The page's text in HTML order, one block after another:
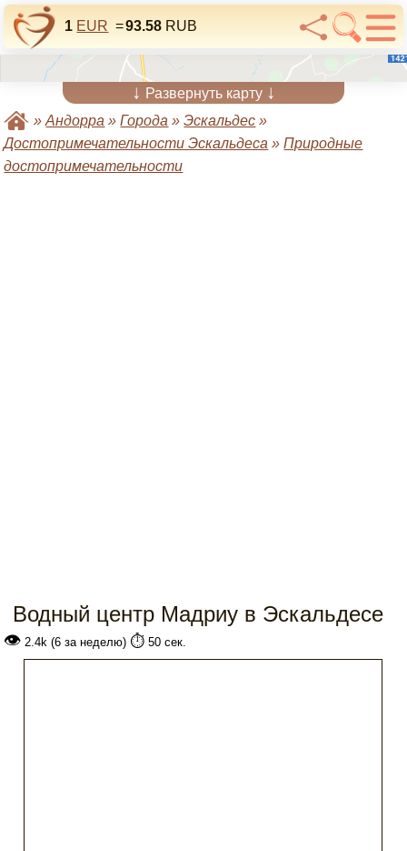
1 EUR =93.58 RUB
↓ Развернуть карту ↓
»Андорра »Города »Эскальдес »
Достопримечательности Эскальдеса »Природные
достопримечательности
Водный центр Мадриу в Эскальдесе
👁 2.4k (6 за неделю) ⏱️ 50 сек.